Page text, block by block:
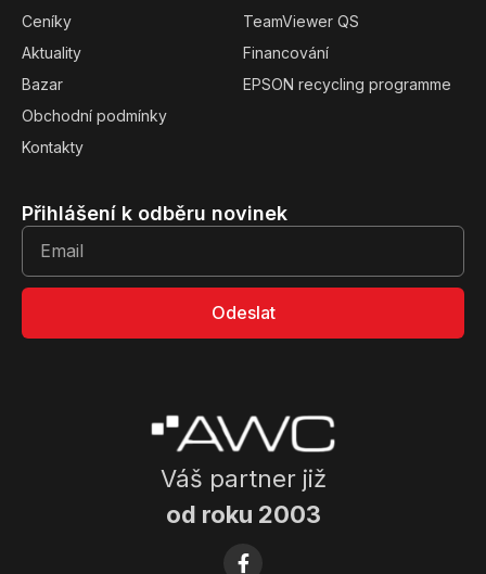
Váš partner již
od roku 2003
TeamViewer QS
Financování
EPSON recycling programme
Ceníky
Aktuality
Bazar
Obchodní podmínky
Kontakty
Přihlášení k odběru novinek
Odeslat